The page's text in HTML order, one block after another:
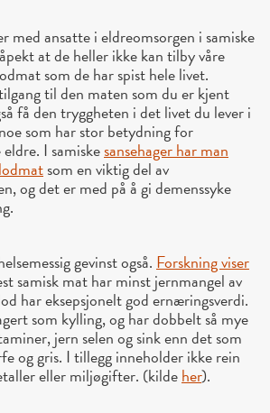
med ansatte i eldreomsorgen i samiske
at de heller ikke kan tilby våre
som de har spist hele livet.
til den maten som du er kjent
få den tryggheten i det livet du lever i
som har stor betydning for
I samiskesansehager har man
som en viktig del av
og det er med på å gi demenssyke
gevinst også. Forskning viser
samisk mat har minst jernmangel av
har eksepsjonelt god ernæringsverdi.
som kylling, og har dobbelt så mye
jern selen og sink enn det som
og gris. I tillegg inneholder ikke rein
eller miljøgifter. (kildeher).